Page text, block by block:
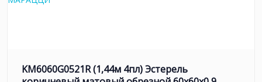
KM6060G0521R (1,44м 4пл) Эстерель